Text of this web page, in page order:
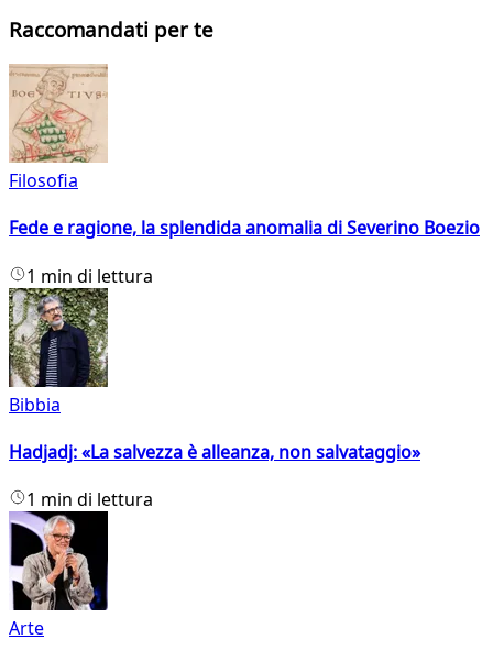
Raccomandati per te
Filosofia
Fede e ragione, la splendida anomalia di Severino Boezio
1 min di lettura
Bibbia
Hadjadj: «La salvezza è alleanza, non salvataggio»
1 min di lettura
Arte